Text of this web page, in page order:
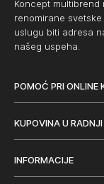
Koncept
renomirane
uslugu biti adresa
našeg uspeha.
POMOĆ PRI ONLINE
KUPOVINA U RADNJI
INFORMACIJE